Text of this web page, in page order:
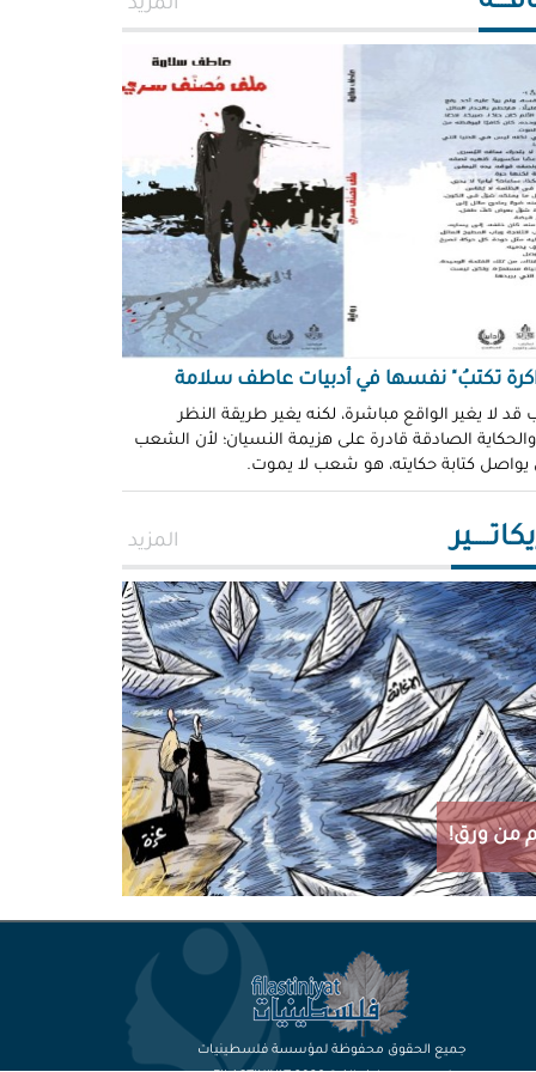
المزيد
تكتبُ" نفسها في أدبيات عاطف سلامة
قد لا يغير الواقع مباشرة، لكنه يغير طريقة النظر
والحكاية الصادقة قادرة على هزيمة النسيان؛ لأن الشعب
يواصل كتابة حكايته، هو شعب لا يموت.
المزيد
من ورق!
جميع الحقوق محفوظة لمؤسسة فلسطينيات